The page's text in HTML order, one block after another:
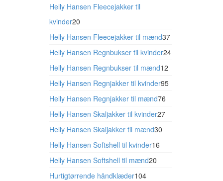
Helly Hansen Fleecejakker til
kvinder2020
varer
Helly Hansen Fleecejakker til mænd3737
varer
Helly Hansen Regnbukser til kvinder2424
Helly Hansen Regnbukser til mænd1212
varer
Helly Hansen Regnjakker til kvinder9595
Helly Hansen Regnjakker til mænd7676
varer
Helly Hansen Skaljakker til kvinder2727
Helly Hansen Skaljakker til mænd3030
Helly Hansen Softshell til kvinder1616
Helly Hansen Softshell til mænd2020
Hurtigtørrende håndklæder104104